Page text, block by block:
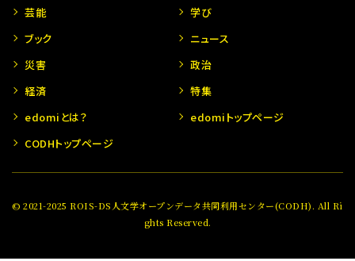
芸能
学び
ブック
ニュース
災害
政治
経済
特集
edomiとは？
edomiトップページ
CODHトップページ
© 2021-2025 ROIS-DS人文学オープンデータ共同利用センター(CODH). All Ri
ghts Reserved.